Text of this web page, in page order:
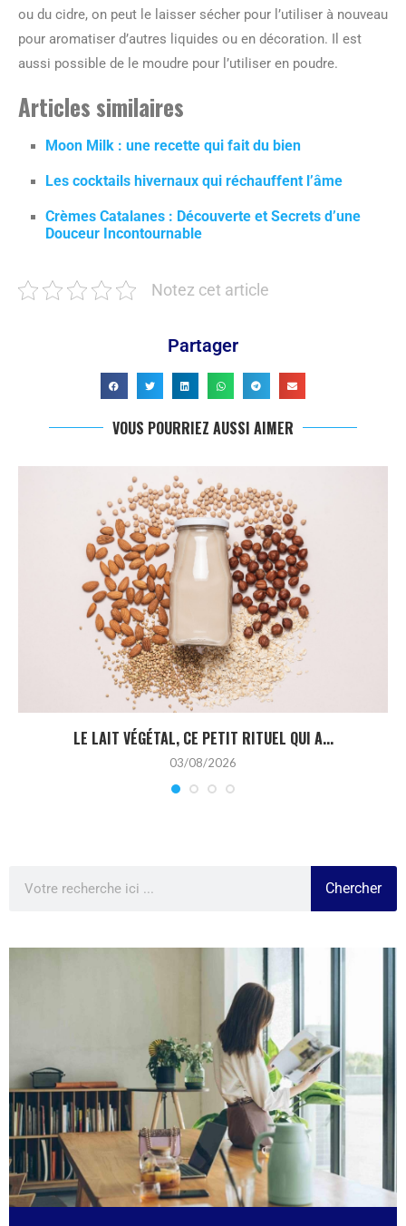
ou du cidre, on peut le laisser sécher pour l’utiliser à nouveau
pour aromatiser d’autres liquides ou en décoration. Il est
aussi possible de le moudre pour l’utiliser en poudre.
Articles similaires
Moon Milk : une recette qui fait du bien
Les cocktails hivernaux qui réchauffent l’âme
Crèmes Catalanes : Découverte et Secrets d’une
Douceur Incontournable
Notez cet article
Partager
VOUS POURRIEZ AUSSI AIMER
LE LAIT VÉGÉTAL, CE PETIT RITUEL QUI A...
03/08/2026
Chercher